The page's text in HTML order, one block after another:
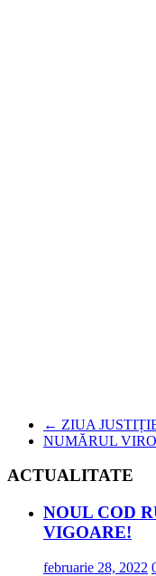
← ZIUA
NUMĂRUL
ACTUALITATE
NOUL COD
VIGOARE!
februarie 28, 2022